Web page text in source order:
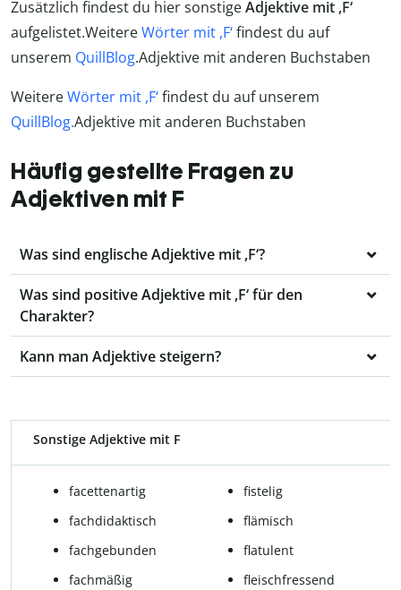
Zusätzlich findest du hier sonstigeAdjektive mit ,F‘
aufgelistet.WeitereWörter mit ,F‘findest du auf
unserem QuillBlog.Adjektive mit anderen Buchstaben
WeitereWörter mit ,F‘findest du auf unserem
QuillBlog.Adjektive mit anderen Buchstaben
Häufig gestellte Fragen zu
Adjektiven mit F
Was sind englische Adjektive mit ,F‘?
Was sind positive Adjektive mit ,F‘ für den
Charakter?
Kann man Adjektive steigern?
Sonstige Adjektive mit F
facettenartig
fachdidaktisch
fachgebunden
fach­mä­ßig
fistelig
flämisch
flatulent
fleisch­fres­send